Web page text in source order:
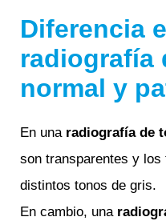
Diferencia
radiografía
normal y
En una radiografía de
son transparentes y los
distintos tonos de gris.
En cambio, una